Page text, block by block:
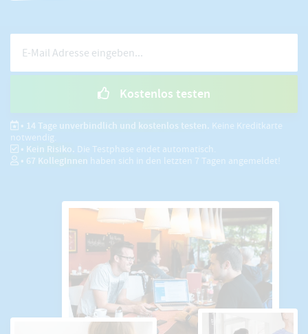
Kostenlos testen
• 14 Tage unverbindlich und kostenlos testen. Keine Kreditkarte
notwendig.
• Kein Risiko. Die Testphase endet automatisch.
• 67 KollegInnen haben sich in den letzten 7 Tagen angemeldet!